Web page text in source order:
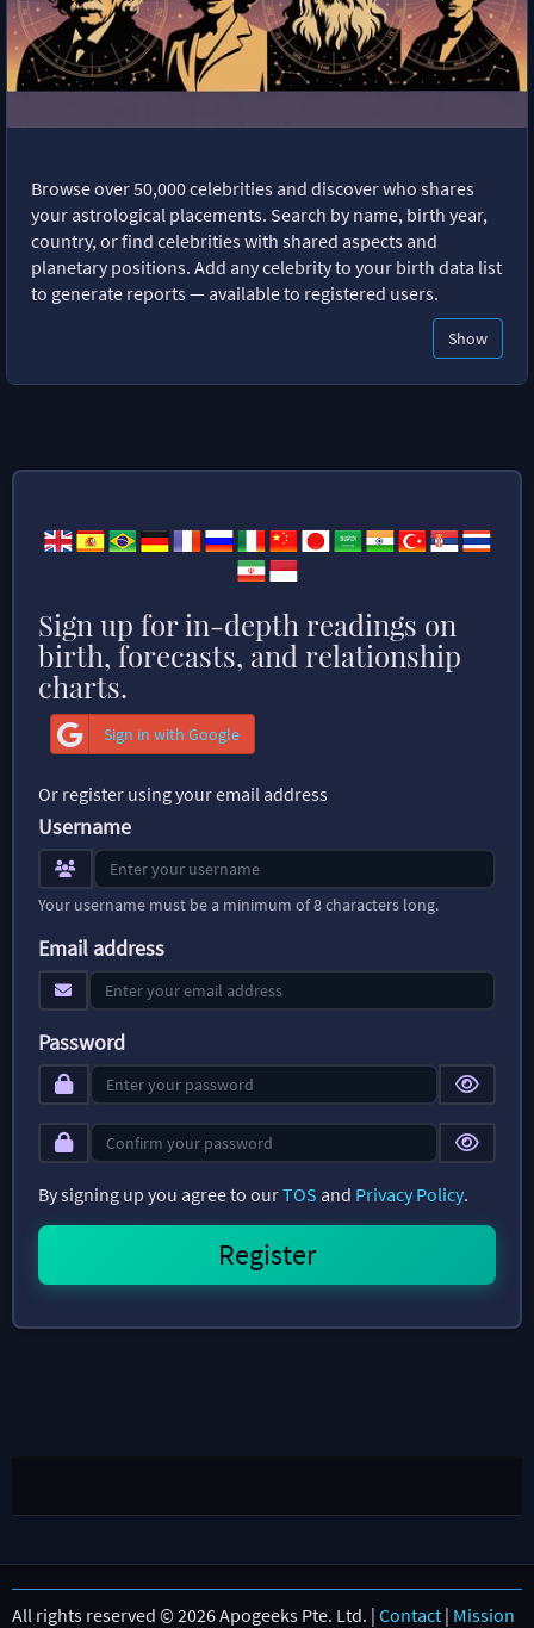
Browse over 50,000 celebrities and discover who shares
your astrological placements. Search by name, birth year,
country, or find celebrities with shared aspects and
planetary positions. Add any celebrity to your birth data list
to generate reports — available to registered users.
Show
Sign up for in-depth readings on
birth, forecasts, and relationship
charts.
Sign in with Google
Or register using your email address
Username
Your username must be a minimum of 8 characters long.
Email address
Password
By signing up you agree to ourTOS and Privacy Policy.
All rights reserved © 2026 Apogeeks Pte. Ltd. | Contact | Mission